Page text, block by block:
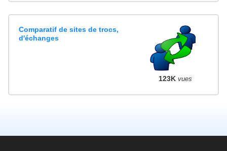
Comparatif de sites de trocs,
d'échanges
123K vues